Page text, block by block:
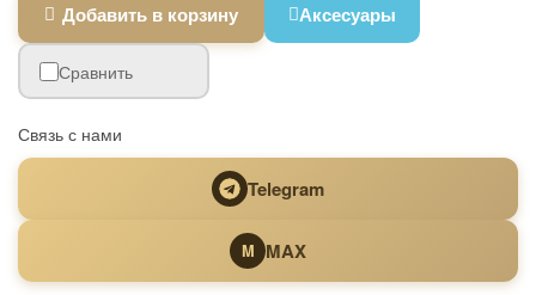
Добавить в корзину Аксесуары
Сравнить
Связь с нами
Telegram
M MAX